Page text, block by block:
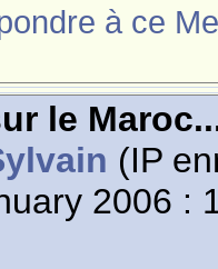
à ce
le
(IP
2006 :